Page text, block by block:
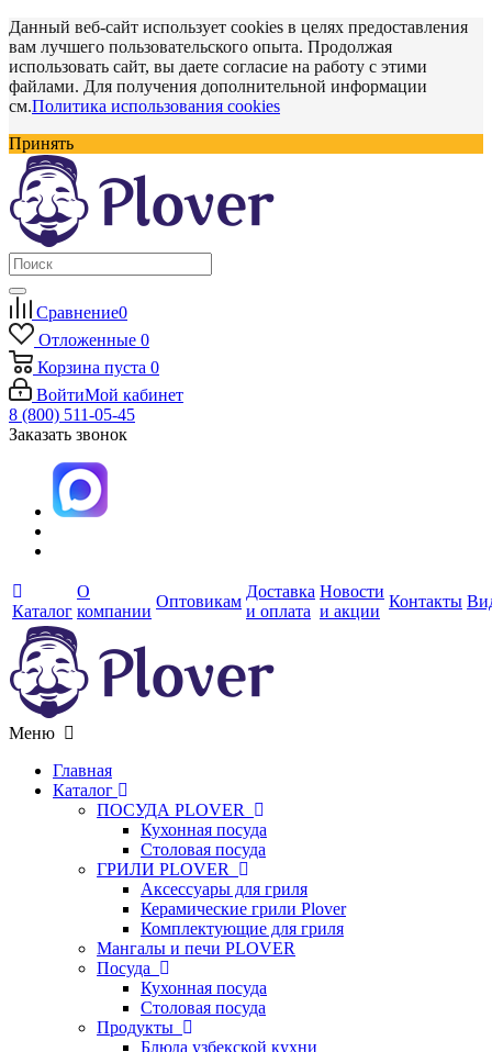
Данный веб-сайт использует cookies в целях предоставления
вам лучшего пользовательского опыта. Продолжая
использовать сайт, вы даете согласие на работу с этими
файлами. Для получения дополнительной информации
см.Политика использования cookies
Принять
Сравнение0
Отложенные 0
Корзина пуста 0
ВойтиМой кабинет
8 (800) 511-05-45
Заказать звонок
Каталог
О
компании
Оптовикам
Доставка
и оплата
Новости
и акции
Контакты
Меню
Главная
Каталог
ПОСУДА PLOVER
Кухонная посуда
Столовая посуда
ГРИЛИ PLOVER
Аксессуары для гриля
Керамические грили Plover
Комплектующие для гриля
Мангалы и печи PLOVER
Посуда
Кухонная посуда
Столовая посуда
Продукты
Блюда узбекской кухни